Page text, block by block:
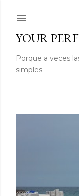
YOUR
Porque a veces
simples.